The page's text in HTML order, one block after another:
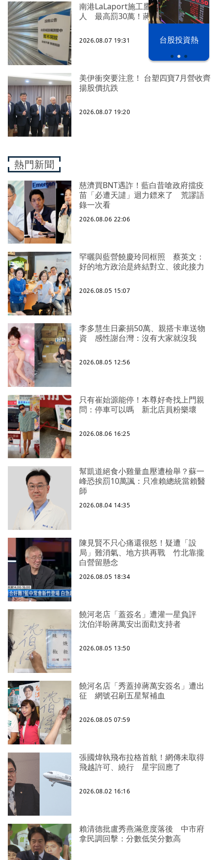
漢光42演習 台股投資熱
南港LaLaport施工鷹架5樓掉落砸傷
人 最高罰30萬！蔣萬安回應了
2026.08.07 19:31
美伊衝突要注意！ 台塑四寶7月營收齊
揚股價抗跌
2026.08.07 19:20
熱門新聞
慈濟買BNT遇詐！藍白昔嗆政府擋疫
苗「必遭天譴」迴力鏢來了 荒謬語
錄一次看
2026.08.06 22:06
罕曬與藍營饒慶玲同框照 蔡英文：
好的地方政治是終結對立、彼此接力
2026.08.05 15:07
李多慧生日豪捐50萬、親搭卡車送物
資 感性謝台灣：沒有大家就沒我
2026.08.05 12:56
只有崔始源能停！本尊好奇找上門親
問：停車可以嗎 新北店員粉樂壞
2026.08.06 16:25
幫凱道絕食小雞量血壓遭檢舉？蘇一
峰恐挨罰10萬諷：只准賴總統當賴醫
師
2026.08.04 14:35
陳見賢不只心痛還很怒！疑遭「設
局」難消氣、地方拱再戰 竹北靠攏
白營留懸念
2026.08.05 18:34
饒河老店「蓋簽名」遭灌一星負評
沈伯洋盼蔣萬安出面勸支持者
2026.08.05 13:50
饒河名店「秀蓋掉蔣萬安簽名」遭出
征 網號召刷五星幫補血
2026.08.05 07:59
張國煒執飛布拉格首航！網傳未取得
飛越許可、繞行 星宇回應了
2026.08.02 16:16
賴清德批盧秀燕滿意度落後 中市府
拿民調回擊：分數低笑分數高